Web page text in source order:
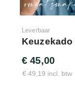
Leverbaar
Keuzekado
€ 45,00
€ 49,19 incl. btw